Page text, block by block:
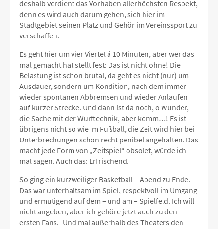
deshalb verdient das Vorhaben allerhöchsten Respekt,
denn es wird auch darum gehen, sich hier im
Stadtgebiet seinen Platz und Gehör im Vereinssport zu
verschaffen.
Es geht hier um vier Viertel á 10 Minuten, aber wer das
mal gemacht hat stellt fest: Das ist nicht ohne! Die
Belastung ist schon brutal, da geht es nicht (nur) um
Ausdauer, sondern um Kondition, nach dem immer
wieder spontanen Abbremsen und wieder Anlaufen
auf kurzer Strecke. Und dann ist da noch, o Wunder,
die Sache mit der Wurftechnik, aber komm…! Es ist
übrigens nicht so wie im Fußball, die Zeit wird hier bei
Unterbrechungen schon recht penibel angehalten. Das
macht jede Form von „Zeitspiel“ obsolet, würde ich
mal sagen. Auch das: Erfrischend.
So ging ein kurzweiliger Basketball – Abend zu Ende.
Das war unterhaltsam im Spiel, respektvoll im Umgang
und ermutigend auf dem – und am – Spielfeld. Ich will
nicht angeben, aber ich gehöre jetzt auch zu den
ersten Fans. -Und mal außerhalb des Theaters den